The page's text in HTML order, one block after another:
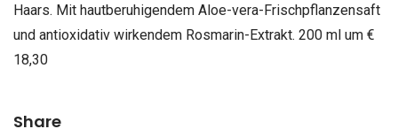
Haars. Mit hautberuhigendem Aloe-vera-Frischpflanzensaft
und antioxidativ wirkendem Rosmarin-Extrakt. 200 ml um €
18,30
Share